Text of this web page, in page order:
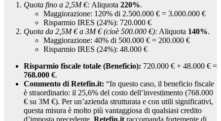
Quota fino a 2,5M €: Aliquota 220%.
Maggiorazione: 120% di 2.500.000 € = 3.000.000 €
Risparmio IRES (24%): 720.000 €
Quota da 2,5M € a 3M € (cioè 500.000 €): Aliquota 140%.
Maggiorazione: 40% di 500.000 € = 200.000 €
Risparmio IRES (24%): 48.000 €
Risparmio fiscale totale (Beneficio): 720.000 € + 48.000 € =
768.000 €.
Commento di Retefin.it: “In questo caso, il beneficio fiscale
è straordinario: il 25,6% del costo dell’investimento (768.000
€ su 3M €). Per un’azienda strutturata e con utili significativi,
questa misura è molto più vantaggiosa di qualsiasi credito